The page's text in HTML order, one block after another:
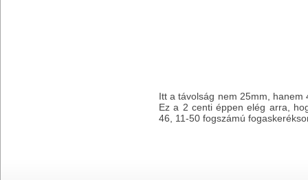
Itt a távolság nem 25mm,
Ez a 2 centi éppen elég arra,
46, 11-50 fogszámú